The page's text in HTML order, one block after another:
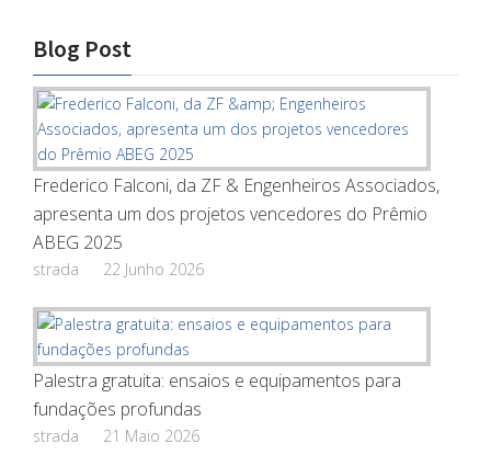
Blog Post
Frederico Falconi, da ZF & Engenheiros Associados,
apresenta um dos projetos vencedores do Prêmio
ABEG 2025
strada 22 Junho 2026
Palestra gratuita: ensaios e equipamentos para
fundações profundas
strada 21 Maio 2026